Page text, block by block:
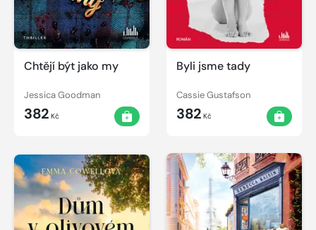
Chtějí být jako my
Jessica Goodman
382 Kč
Byli jsme tady
Cassie Gustafson
382 Kč